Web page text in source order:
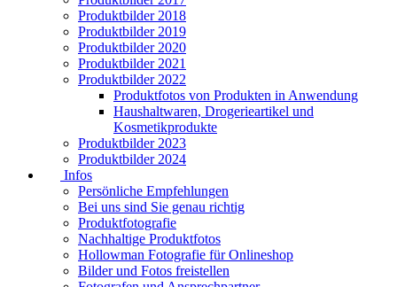
Produktbilder 2018
Produktbilder 2019
Produktbilder 2020
Produktbilder 2021
Produktbilder 2022
Produktfotos von Produkten in Anwendung
Haushaltwaren, Drogerieartikel und
Kosmetikprodukte
Produktbilder 2023
Produktbilder 2024
Infos
Persönliche Empfehlungen
Bei uns sind Sie genau richtig
Produktfotografie
Nachhaltige Produktfotos
Hollowman Fotografie für Onlineshop
Bilder und Fotos freistellen